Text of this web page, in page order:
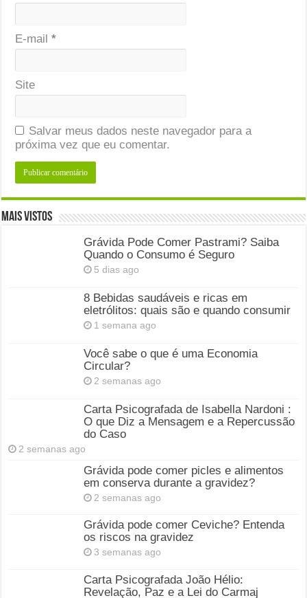
E-mail*
Site
Salvar meus dados neste navegador para a
próxima vez que eu comentar.
Mais Vistos
Grávida Pode Comer Pastrami? Saiba
Quando o Consumo é Seguro
5 dias ago
8 Bebidas saudáveis e ricas em
eletrólitos: quais são e quando consumir
1 semana ago
Você sabe o que é uma Economia
Circular?
2 semanas ago
Carta Psicografada de Isabella Nardoni :
O que Diz a Mensagem e a Repercussão
do Caso
2 semanas ago
Grávida pode comer picles e alimentos
em conserva durante a gravidez?
2 semanas ago
Grávida pode comer Ceviche? Entenda
os riscos na gravidez
3 semanas ago
Carta Psicografada João Hélio:
Revelação, Paz e a Lei do Carmaj